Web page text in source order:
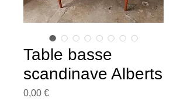
Table basse
scandinave Alberts
0,00 €Prix